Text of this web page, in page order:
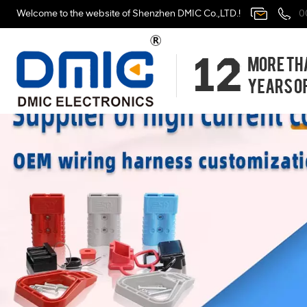
Welcome to the website of Shenzhen DMIC Co.,LTD.!